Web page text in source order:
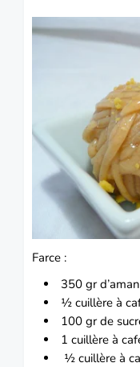
Farce :
350 gr
½ cuillère à
100 gr de
1 cuillère à
½ cuillère à